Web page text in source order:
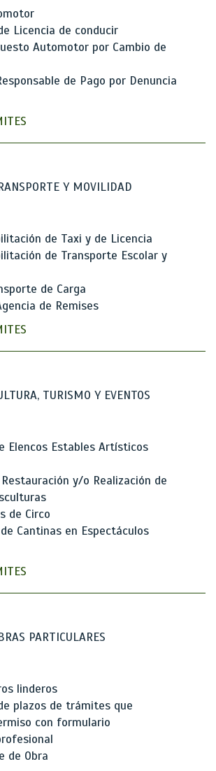
Licencia de conducir
Automotor por Cambio de
de Pago por Denuncia
Y MOVILIDAD
de Taxi y de Licencia
de Transporte Escolar y
de Carga
de Remises
TURISMO Y EVENTOS
Elencos Estables Artísticos
y/o Realización de
de Circo
Cantinas en Espectáculos
PARTICULARES
linderos
plazos de trámites que
con formulario
de Obra